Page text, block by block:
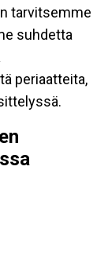
tarvitsemme
suhdetta
periaatteita,